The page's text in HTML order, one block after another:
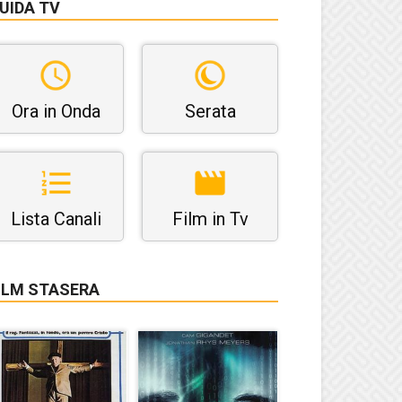
TV
Ora in Onda Serata
Lista Canali Film in Tv
STASERA